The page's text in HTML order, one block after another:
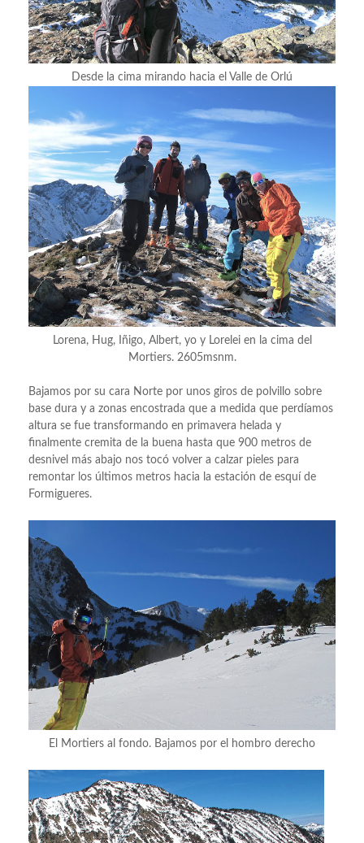
Desde la cima mirando hacia el Valle de Orlú
Lorena, Hug, Iñigo, Albert, yo y Lorelei en la cima del
Mortiers. 2605msnm.
Bajamos por su cara Norte por unos giros de polvillo sobre
base dura y a zonas encostrada que a medida que perdíamos
altura se fue transformando en primavera helada y
finalmente cremita de la buena hasta que 900 metros de
desnivel más abajo nos tocó volver a calzar pieles para
remontar los últimos metros hacia la estación de esquí de
Formigueres.
El Mortiers al fondo. Bajamos por el hombro derecho